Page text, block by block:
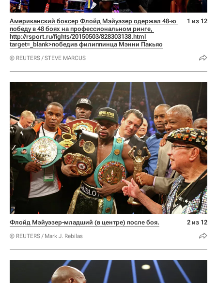
Американский боксер Флойд Мэйуэзер одержал 48-ю
http://rsport.ru/fights/20150503/828303138.html
target=_blank>победив филиппинца Мэнни Пакьяо
© REUTERS / STEVE MARCUS
1 из 12
Флойд Мэйуэзер-младший (в центре) после боя.
© REUTERS / Mark J. Rebilas
2 из 12